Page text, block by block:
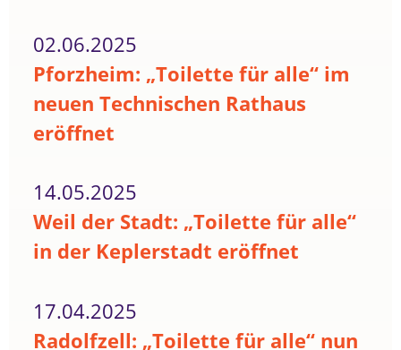
02.06.2025
Pforzheim: „Toilette für alle“ im
neuen Technischen Rathaus
eröffnet
14.05.2025
Weil der Stadt: „Toilette für alle“
in der Keplerstadt eröffnet
17.04.2025
Radolfzell: „Toilette für alle“ nun